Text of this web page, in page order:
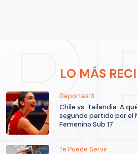
LO MÁS
Deportes13
Chile vs. Tailandia: A
segundo partido por el
Femenino Sub 17
Te Puede Servir